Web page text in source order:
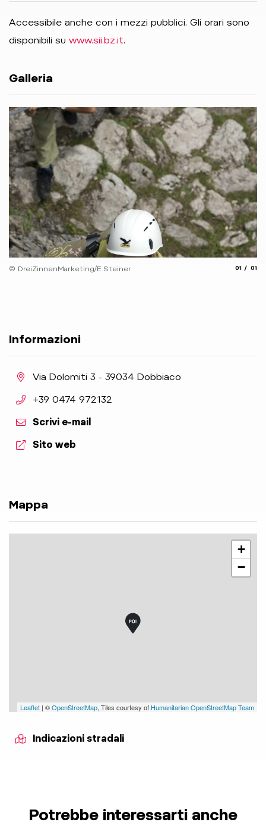
Accessibile anche con i mezzi pubblici. Gli orari sono
disponibili su www.sii.bz.it.
Galleria
© DreiZinnenMarketing/E.Steiner 01 01
Informazioni
aria.location:
Via Dolomiti 3 - 39034 Dobbiaco
aria.phone:
+39 0474 972132
Scrivi e-mail
aria.website:
Sito web
Mappa
+
−
Leaflet | ©OpenStreetMap, Tiles courtesy of Humanitarian OpenStreetMap Team
Indicazioni stradali
Potrebbe interessarti anche